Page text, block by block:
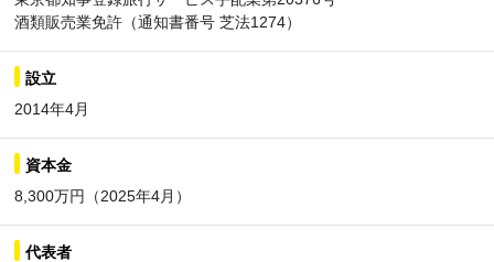
酒類販売業免許（通知書番号 芝法1274）
設立
2014年4月
資本金
8,300万円（2025年4月）
代表者